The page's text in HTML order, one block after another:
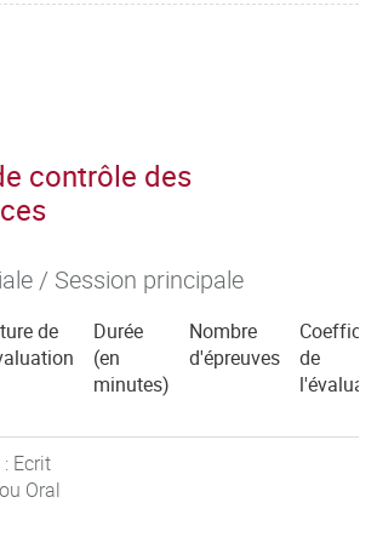
contrôle des
/ Session principale
de
Durée
(en
minutes)
Nombre
d'épreuves
de
: Ecrit
Oral